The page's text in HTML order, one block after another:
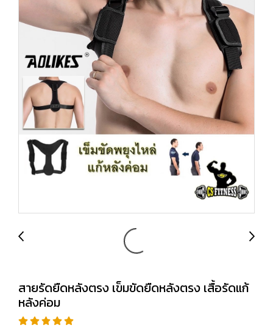
สายรัดยืดหลังตรง เข็มขัดยืดหลังตรง เสื้อรัดแก้
หลังค่อม